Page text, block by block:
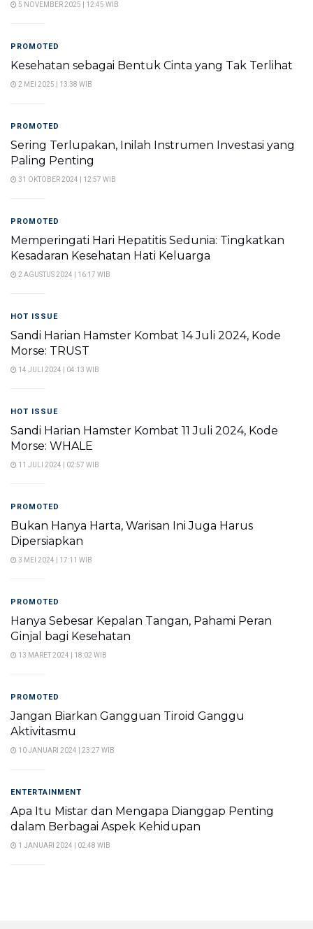
5 NOVEMBER 2025 | 12:45 WIB
PROMOTED
Kesehatan sebagai Bentuk Cinta yang Tak Terlihat
2 MEI 2025 | 13:38 WIB
PROMOTED
Sering Terlupakan, Inilah Instrumen Investasi yang
Paling Penting
31 OKTOBER 2024 | 12:57 WIB
PROMOTED
Memperingati Hari Hepatitis Sedunia: Tingkatkan
Kesadaran Kesehatan Hati Keluarga
2 AGUSTUS 2024 | 16:17 WIB
HOT ISSUE
Sandi Harian Hamster Kombat 14 Juli 2024, Kode
Morse: TRUST
14 JULI 2024 | 04:13 WIB
HOT ISSUE
Sandi Harian Hamster Kombat 11 Juli 2024, Kode
Morse: WHALE
11 JULI 2024 | 02:57 WIB
PROMOTED
Bukan Hanya Harta, Warisan Ini Juga Harus
Dipersiapkan
3 MEI 2024 | 17:11 WIB
PROMOTED
Hanya Sebesar Kepalan Tangan, Pahami Peran
Ginjal bagi Kesehatan
13 MARET 2024 | 18:02 WIB
PROMOTED
Jangan Biarkan Gangguan Tiroid Ganggu
Aktivitasmu
10 JANUARI 2024 | 23:27 WIB
ENTERTAINMENT
Apa Itu Mistar dan Mengapa Dianggap Penting
dalam Berbagai Aspek Kehidupan
1 JANUARI 2024 | 02:48 WIB